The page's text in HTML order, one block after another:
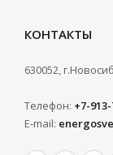
КОНТАКТЫ
630052,
Телефон: +7-
E-mail: